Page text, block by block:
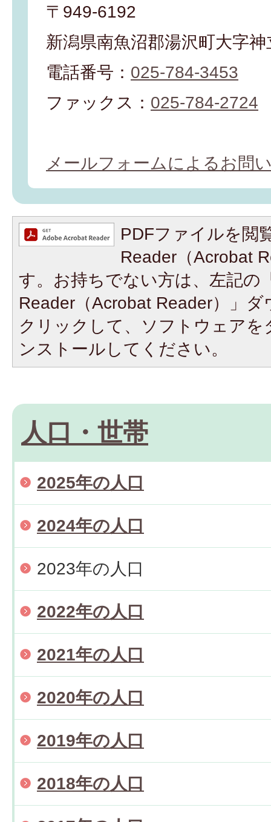
〒949-6192
新潟県南魚沼郡湯沢町大字
電話番号： 025-784-3453
ファックス： 025-784-2724
メールフォームによるお問
PDFファイルを閲
Reader（Acrobat
す。お持ちでない方は、左記の
Reader（Acrobat Reader）」
クリックして、ソフトウェア
ンストールしてください。
人口・世帯
2025年の人口
2024年の人口
2023年の人口
2022年の人口
2021年の人口
2020年の人口
2019年の人口
2018年の人口